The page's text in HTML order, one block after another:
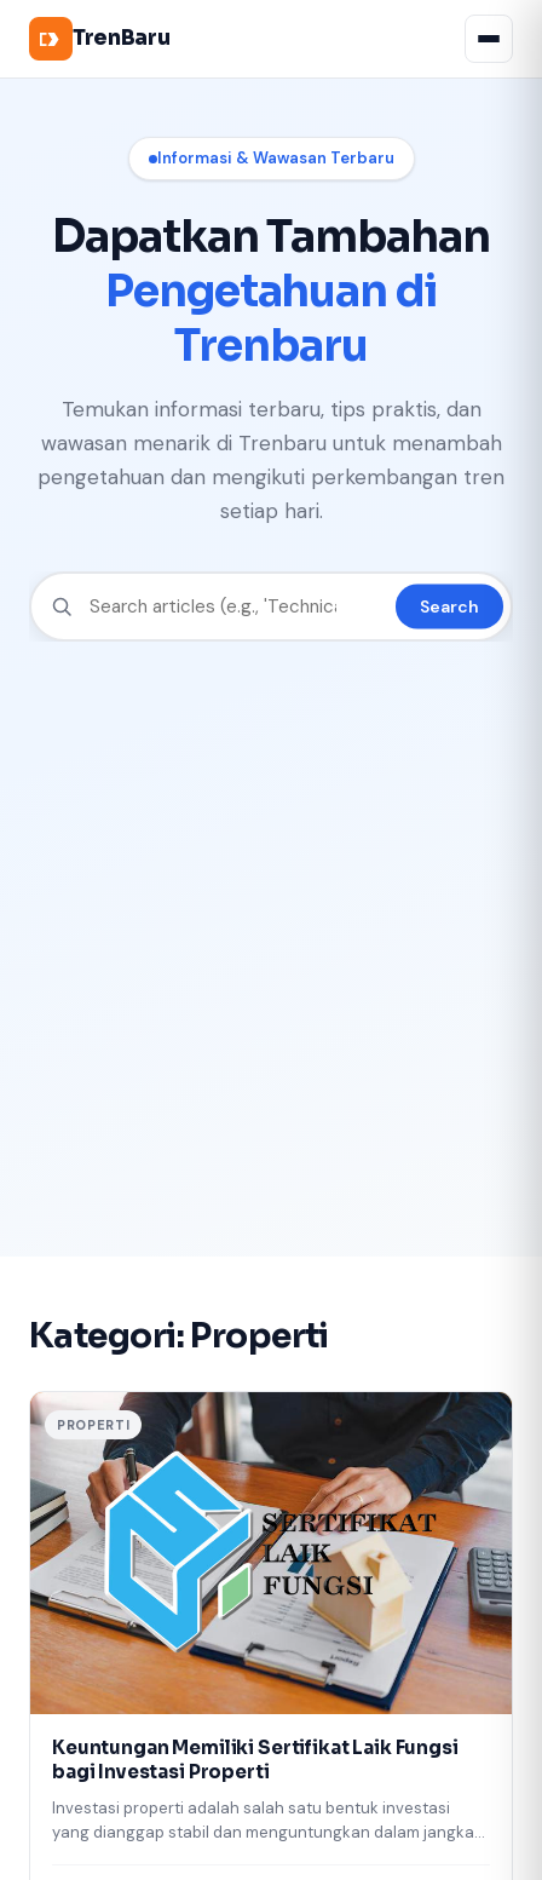
TrenBaru
Informasi & Wawasan Terbaru
Dapatkan Tambahan
Pengetahuan di
Trenbaru
Temukan informasi terbaru, tips praktis, dan
wawasan menarik di Trenbaru untuk menambah
pengetahuan dan mengikuti perkembangan tren
setiap hari.
Search
Kategori: Properti
PROPERTI
Keuntungan Memiliki Sertifikat Laik Fungsi
bagi Investasi Properti
Investasi properti adalah salah satu bentuk investasi
yang dianggap stabil dan menguntungkan dalam jangka